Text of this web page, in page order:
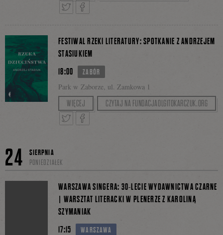
Prowadzenie: Hanna Łozowska
się
na
18:00 ZABÓR
Park w Zaborze, ul. Zamkowa 1
FESTIWAL RZEKI LITERATURY: SPOTKANIE Z ANDRZEJEM
STASIUKIEM
Z autorem rozmawia Irek Grin.
WIĘCEJ CZYTAJ NA FUNDACJAOLGITOKARCZUK.ORG
się
na
24
SIERPNIA
PONIEDZIAŁEK
17:15 WARSZAWA
WARSZAWA SINGERA: 30-LECIE WYDAWNICTWA CZARNE
| WARSZTAT LITERACKI W PLENERZE Z KAROLINĄ
SZYMANIAK